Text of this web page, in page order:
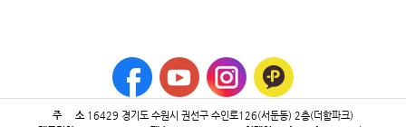
주 소 16429 ​경기도 수원시 권선구 수인로126(서둔동) 2층(더함파크)